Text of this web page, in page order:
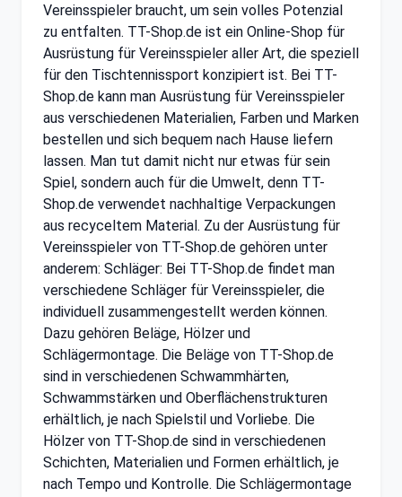
Vereinsspieler braucht, um sein volles Potenzial
zu entfalten. TT-Shop.de ist ein Online-Shop für
Ausrüstung für Vereinsspieler aller Art, die speziell
für den Tischtennissport konzipiert ist. Bei TT-
Shop.de kann man Ausrüstung für Vereinsspieler
aus verschiedenen Materialien, Farben und Marken
bestellen und sich bequem nach Hause liefern
lassen. Man tut damit nicht nur etwas für sein
Spiel, sondern auch für die Umwelt, denn TT-
Shop.de verwendet nachhaltige Verpackungen
aus recyceltem Material. Zu der Ausrüstung für
Vereinsspieler von TT-Shop.de gehören unter
anderem: Schläger: Bei TT-Shop.de findet man
verschiedene Schläger für Vereinsspieler, die
individuell zusammengestellt werden können.
Dazu gehören Beläge, Hölzer und
Schlägermontage. Die Beläge von TT-Shop.de
sind in verschiedenen Schwammhärten,
Schwammstärken und Oberflächenstrukturen
erhältlich, je nach Spielstil und Vorliebe. Die
Hölzer von TT-Shop.de sind in verschiedenen
Schichten, Materialien und Formen erhältlich, je
nach Tempo und Kontrolle. Die Schlägermontage